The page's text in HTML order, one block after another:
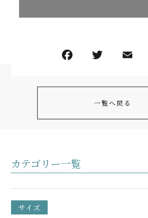
一覧へ戻る
カテゴリー一覧
サイズ